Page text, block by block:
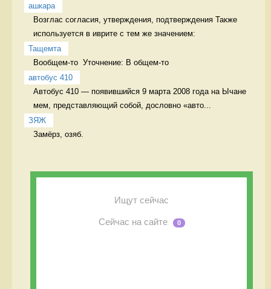
ашкара
Возглас согласия, утверждения, подтверждения Также
используется в иврите с тем же значением:
Тащемта
Вообщем-то  Уточнение: В общем-то
автобус 410
Автобус 410 — появившийся 9 марта 2008 года на Ычане
мем, представляющий собой, дословно «авто...
ЗЯЖ
Замёрз, озяб.
Ищут сейчас
Сейчас на сайте 0